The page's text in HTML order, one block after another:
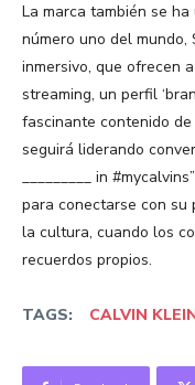
La marca también se
número uno del mundo,
inmersivo, que ofrecen
streaming, un perfil
fascinante contenido de
seguirá liderando
_________ in
para conectarse con su
la cultura, cuando los
recuerdos propios.
TAGS: CALVIN